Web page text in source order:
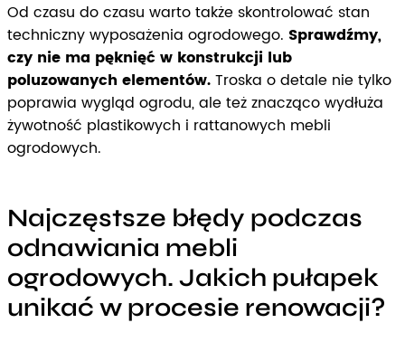
Od czasu do czasu warto także skontrolować stan
techniczny wyposażenia ogrodowego. Sprawdźmy,
czy nie ma pęknięć w konstrukcji lub
poluzowanych elementów.Troska o detale nie tylko
poprawia wygląd ogrodu, ale też znacząco wydłuża
żywotność plastikowych i rattanowych mebli
ogrodowych.
Najczęstsze błędy podczas
odnawiania mebli
ogrodowych. Jakich pułapek
unikać w procesie renowacji?